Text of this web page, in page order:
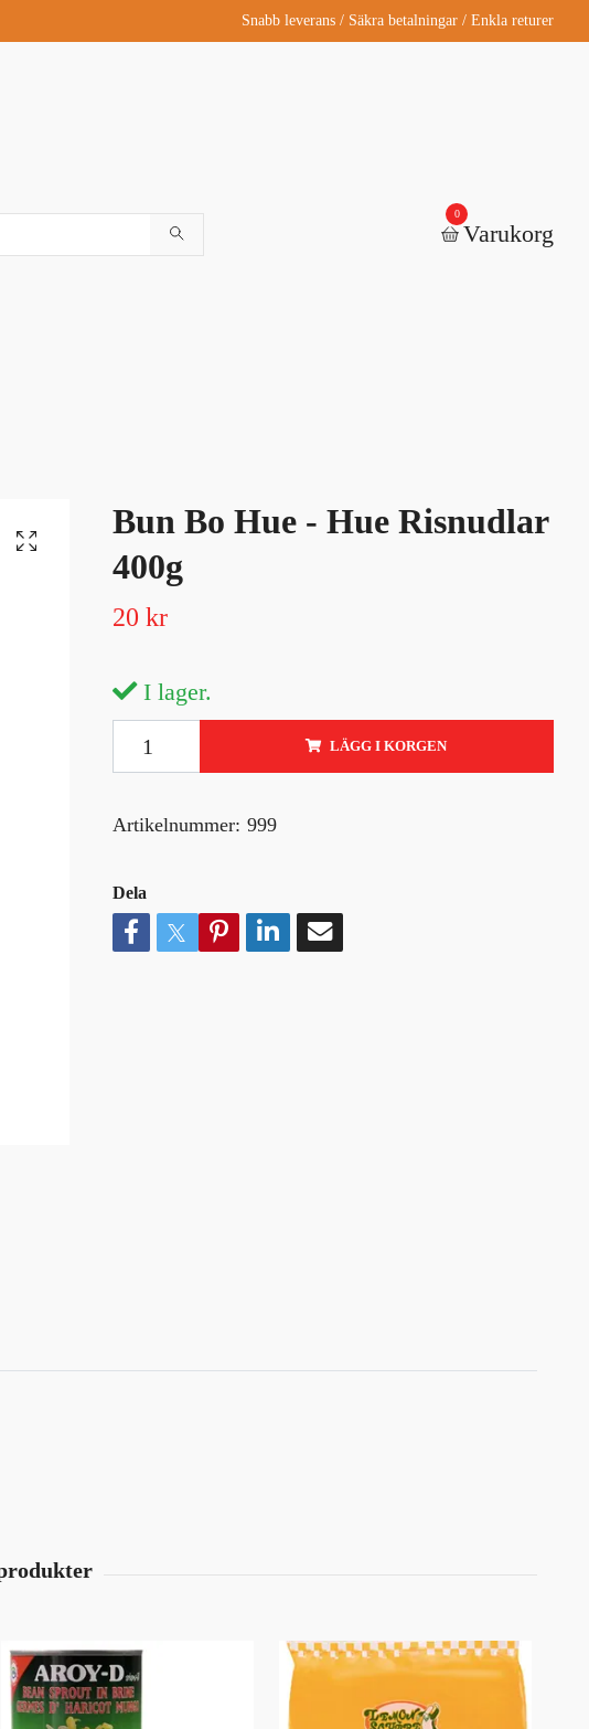
Snabb leverans / Säkra betalningar / Enkla returer
0
Varukorg
Bun Bo Hue - Hue Risnudlar
400g
20 kr
I lager.
LÄGG I KORGEN
Artikelnummer: 999
Dela